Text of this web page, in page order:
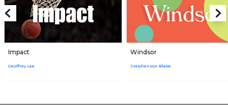
Impact
Geoffrey Lee
Windsor
Stephenson Blake